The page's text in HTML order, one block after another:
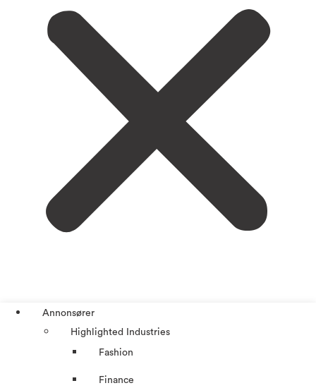
Annonsører
Highlighted Industries
Fashion
Finance